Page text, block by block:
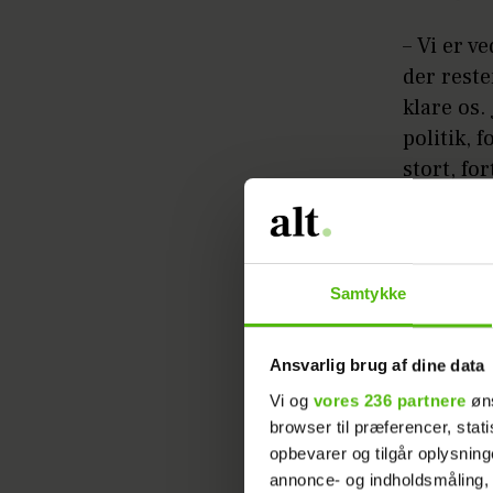
Samtykke
Ansvarlig brug af dine data
Vi og vores 236 partnere
browser til præferencer,
opbevarer og tilgår
annonce- og
– Vi er
der
klare os.
politik,
stort,
– Vi har
Nu
Artiklen
Henrik